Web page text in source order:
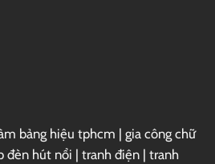
bảng hiệu tphcm | gia công chữ
đèn hút nổi | tranh điện | tranh